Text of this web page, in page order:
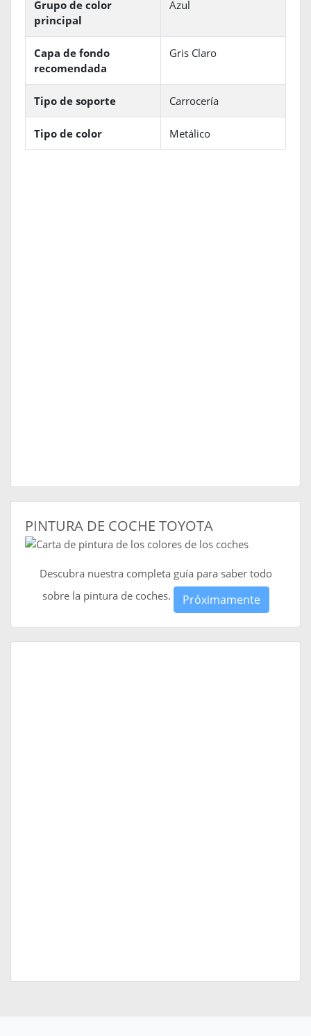
Grupo de color
principal
Azul
Capa de fondo
recomendada
Gris Claro
Tipo de soporte Carrocería
Tipo de color Metálico
PINTURA DE COCHE TOYOTA
Descubra nuestra completa guía para saber todo
sobre la pintura de coches.
Próximamente